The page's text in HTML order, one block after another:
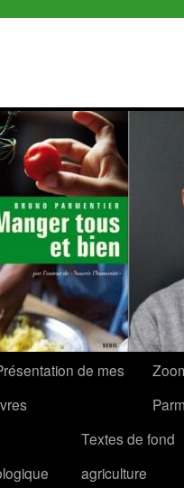
de mes
Textes de fond
agriculture